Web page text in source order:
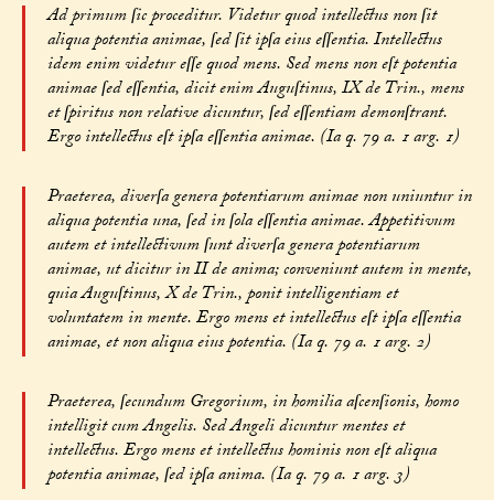
Ad primum ſic proceditur. Videtur quod intellectus non ſit
aliqua potentia animae, ſed ſit ipſa eius eſſentia. Intellectus
idem enim videtur eſſe quod mens. Sed mens non eſt potentia
animae ſed eſſentia, dicit enim Auguſtinus, IX de Trin., mens
et ſpiritus non relative dicuntur, ſed eſſentiam demonſtrant.
Ergo intellectus eſt ipſa eſſentia animae. (Ia q. 79 a. 1 arg. 1)
Praeterea, diverſa genera potentiarum animae non uniuntur in
aliqua potentia una, ſed in ſola eſſentia animae. Appetitivum
autem et intellectivum ſunt diverſa genera potentiarum
animae, ut dicitur in II de anima; conveniunt autem in mente,
quia Auguſtinus, X de Trin., ponit intelligentiam et
voluntatem in mente. Ergo mens et intellectus eſt ipſa eſſentia
animae, et non aliqua eius potentia. (Ia q. 79 a. 1 arg. 2)
Praeterea, ſecundum Gregorium, in homilia aſcenſionis, homo
intelligit cum Angelis. Sed Angeli dicuntur mentes et
intellectus. Ergo mens et intellectus hominis non eſt aliqua
potentia animae, ſed ipſa anima. (Ia q. 79 a. 1 arg. 3)